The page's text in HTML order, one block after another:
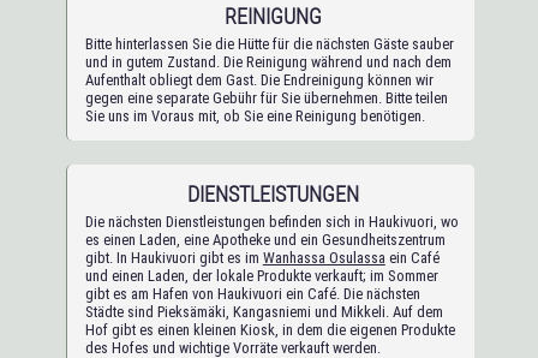
REINIGUNG
Bitte hinterlassen Sie die Hütte für die nächsten Gäste sauber
und in gutem Zustand. Die Reinigung während und nach dem
Aufenthalt obliegt dem Gast. Die Endreinigung können wir
gegen eine separate Gebühr für Sie übernehmen. Bitte teilen
Sie uns im Voraus mit, ob Sie eine Reinigung benötigen.
DIENSTLEISTUNGEN
Die nächsten Dienstleistungen befinden sich in Haukivuori, wo
es einen Laden, eine Apotheke und ein Gesundheitszentrum
gibt. In Haukivuori gibt es im Wanhassa Osulassa ein Café
und einen Laden, der lokale Produkte verkauft; im Sommer
gibt es am Hafen von Haukivuori ein Café. Die nächsten
Städte sind Pieksämäki, Kangasniemi und Mikkeli. Auf dem
Hof gibt es einen kleinen Kiosk, in dem die eigenen Produkte
des Hofes und wichtige Vorräte verkauft werden.